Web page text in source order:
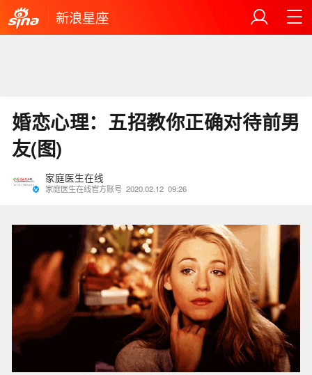
新浪星座
婚恋心理：五招教你正确对待前男
友(图)
家庭医生在线
家庭医生在线官方账号 2020.02.12 09:26